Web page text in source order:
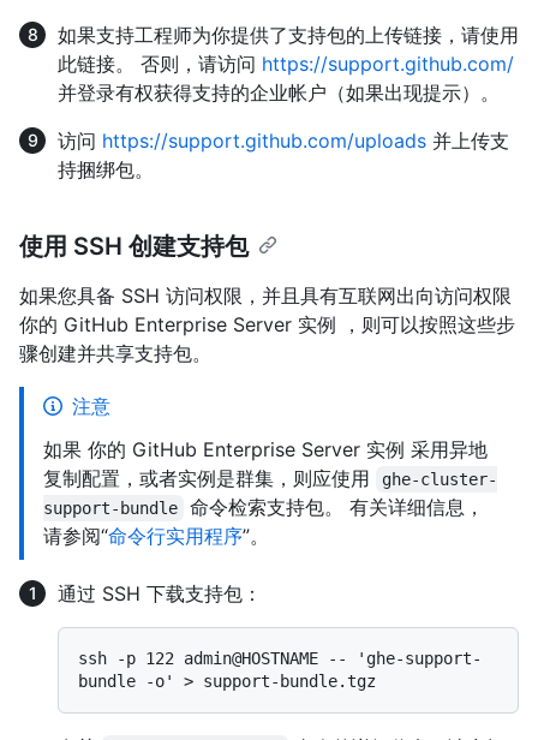
如果支持工程师为你提供了支持包的上传链接，请使用
此链接。 否则，请访问 https://support.github.com/
并登录有权获得支持的企业帐户（如果出现提示）。
访问 https://support.github.com/uploads 并上传支
持捆绑包。
使用 SSH 创建支持包
如果您具备 SSH 访问权限，并且具有互联网出向访问权限
你的 GitHub Enterprise Server 实例 ，则可以按照这些步
骤创建并共享支持包。
注意
如果 你的 GitHub Enterprise Server 实例 采用异地
复制配置，或者实例是群集，则应使用
ghe-cluster-
support-bundle
命令检索支持包。 有关详细信息，
请参阅“命令行实用程序”。
通过 SSH 下载支持包：
ssh -p 122 admin@HOSTNAME -- 'ghe-support-